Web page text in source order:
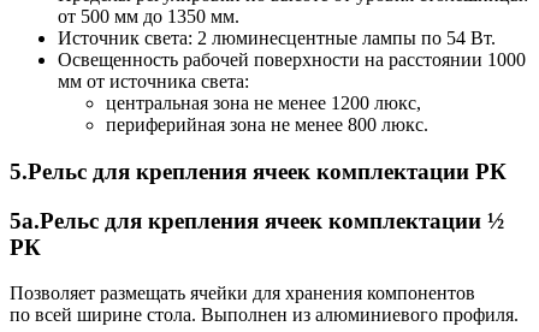
от 500 мм до 1350 мм.
Источник света: 2 люминесцентные лампы по 54 Вт.
Освещенность рабочей поверхности на расстоянии 1000
мм от источника света:
центральная зона не менее 1200 люкс,
периферийная зона не менее 800 люкс.
5.Рельс для крепления ячеек комплектации РК
5а.Рельс для крепления ячеек комплектации ½
РК
Позволяет размещать ячейки для хранения компонентов
по всей ширине стола. Выполнен из алюминиевого профиля.